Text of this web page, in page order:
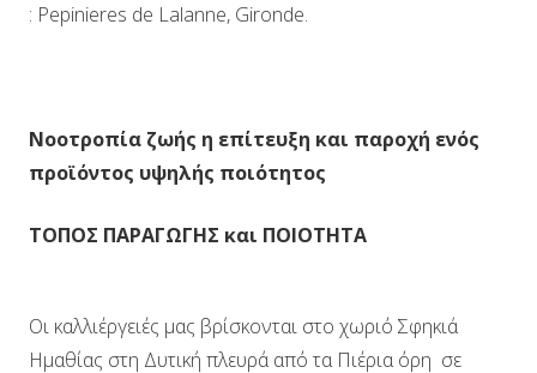
: Pepinieres de Lalanne, Gironde.
Νοοτροπία ζωής η επίτευξη και παροχή ενός
προϊόντος υψηλής ποιότητος
ΤΟΠΟΣ ΠΑΡΑΓΩΓΗΣ και ΠΟΙΟΤΗΤΑ
Οι καλλιέργειές μας βρίσκονται στο χωριό Σφηκιά
Ημαθίας στη Δυτική πλευρά από τα Πιέρια όρη σε